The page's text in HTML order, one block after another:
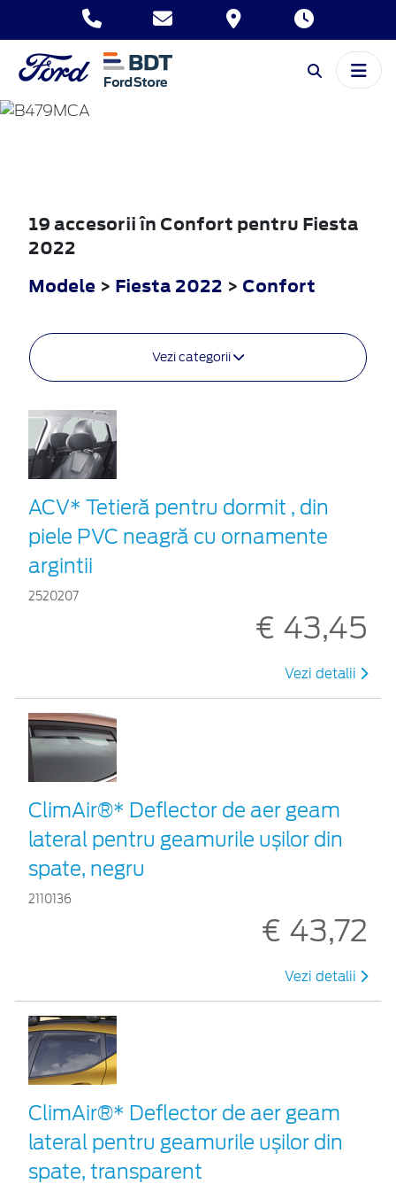
FIESTA
19 accesorii în Confort pentru Fiesta
2022
Modele > Fiesta 2022 > Confort
Vezi categorii
ACV* Tetieră pentru dormit , din
piele PVC neagră cu ornamente
argintii
2520207
€ 43,45
Vezi detalii
ClimAir®* Deflector de aer geam
lateral pentru geamurile ușilor din
spate, negru
2110136
€ 43,72
Vezi detalii
ClimAir®* Deflector de aer geam
lateral pentru geamurile ușilor din
spate, transparent